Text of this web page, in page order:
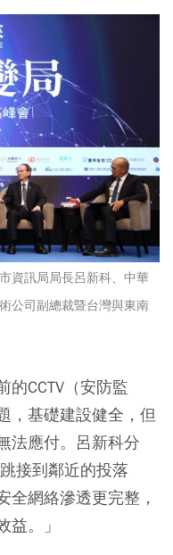
資訊局局長呂新科、中華
公司副總裁暨台灣與東南
的CCTV（安防監
，基礎建設健全，但
法應付。呂新科分
接到鄰近的投落
全網絡滲透更完整，
。」